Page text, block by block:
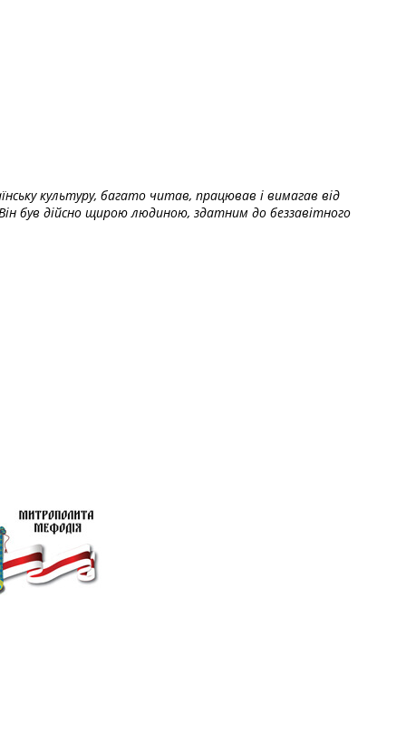
культуру, багато читав, працював і вимагав від
був дійсно щирою людиною, здатним до беззавітного